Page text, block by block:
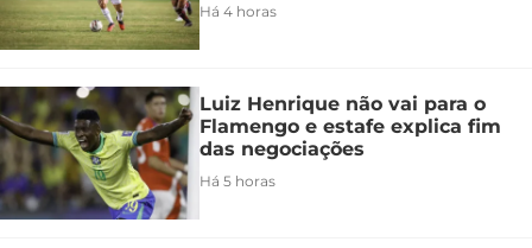
Há 4 horas
Luiz Henrique não vai para o
Flamengo e estafe explica fim
das negociações
Há 5 horas